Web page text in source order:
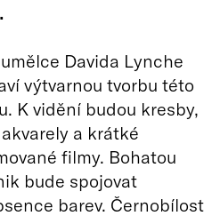
.
Davida Lynche
výtvarnou tvorbu této
K vidění budou kresby,
a krátké
filmy. Bohatou
bude spojovat
barev. Černobílost